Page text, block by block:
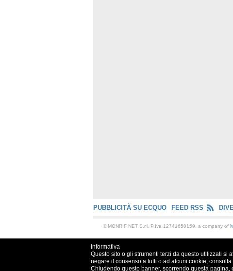
PUBBLICITÀ SU ECQUO FEED RSS
© MONRIF NET S.r.l. P.Iva 12741650159, a company of
Informativa
Questo sito o gli strumenti terzi da questo utilizzati
negare il consenso a tutti o ad alcuni cookie, consulta
Chiudendo questo banner, scorrendo questa